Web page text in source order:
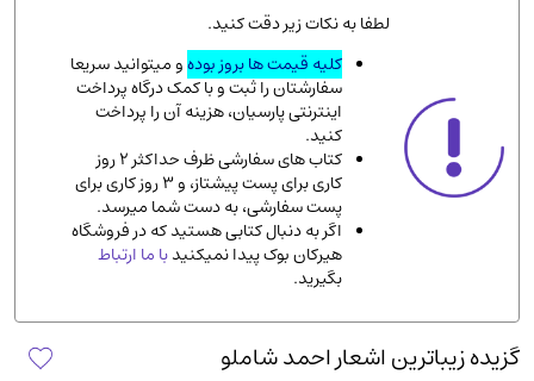
طب گیاهی و سنتی(45)
فلسفه و جامعه شناسی(151)
ادبیات و شعر
ادیان و مذاهب
دانشگاهی و آموزشی
اقتصادی، بازاریابی و مالی(56)
پزشکی(140)
کامپیوتر و نرم افزار(13)
لطفا به نکات زیر دقت کنید.
کلیه قیمت ها بروز بودهو میتوانید سریعا
سفارشتان را ثبت و با کمک درگاه پرداخت
اینترنتی پارسیان، هزینه آن را پرداخت
کنید.
کتاب های سفارشی ظرف حداکثر 2 روز
کاری برای پست پیشتاز، و 3 روز کاری برای
پست سفارشی، به دست شما میرسد.
اگر به دنبال کتابی هستید که در فروشگاه
هیرکان بوک پیدا نمیکنیدبا ما ارتباط
بگیرید.
گزیده زیباترین اشعار احمد شاملو